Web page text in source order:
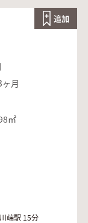
追加
月
㎡
端駅 15分